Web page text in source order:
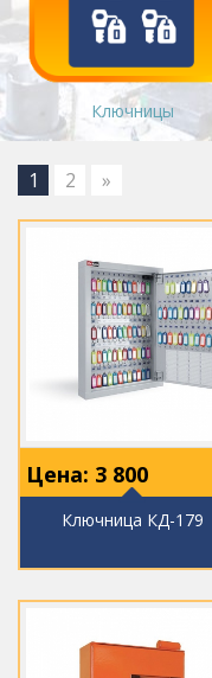
Ключницы
1 2 »
Цена: 3 800
Ключница КД-179